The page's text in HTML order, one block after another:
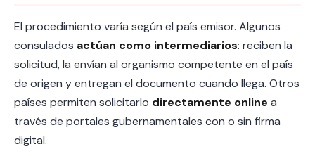
El procedimiento varía según el país emisor. Algunos
consulados actúan como intermediarios: reciben la
solicitud, la envían al organismo competente en el país
de origen y entregan el documento cuando llega. Otros
países permiten solicitarlo directamente online a
través de portales gubernamentales con o sin firma
digital.